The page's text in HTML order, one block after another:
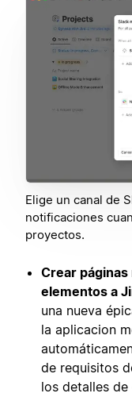
Elige un canal de
notificaciones
proyectos.
Crear
elementos a
una nueva
la aplicacion
de requisitos
los detalles